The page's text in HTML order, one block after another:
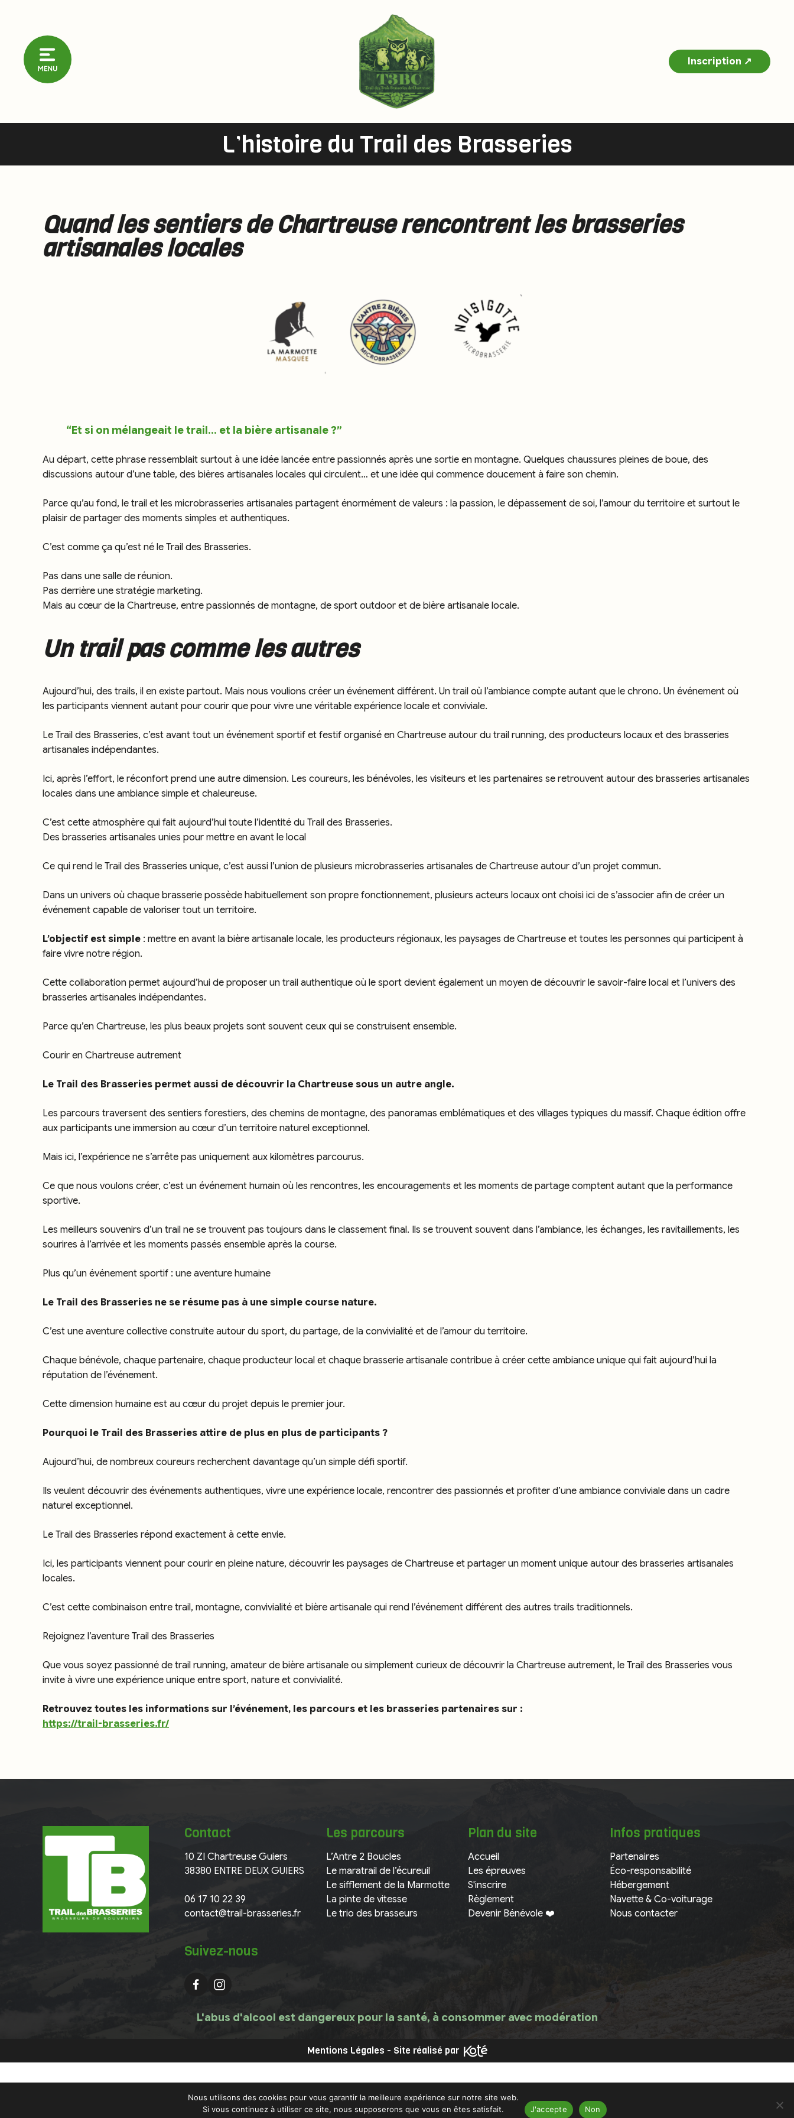
Inscription
L’histoire du Trail des Brasseries
Quand les sentiers de Chartreuse rencontrent les brasseries
artisanales locales
“Et si on mélangeait le trail… et la bière artisanale ?”
Au départ, cette phrase ressemblait surtout à une idée lancée entre passionnés après une sortie en montagne. Quelques chaussures pleines de boue, des
discussions autour d’une table, des bières artisanales locales qui circulent… et une idée qui commence doucement à faire son chemin.
Parce qu’au fond, le trail et les microbrasseries artisanales partagent énormément de valeurs : la passion, le dépassement de soi, l’amour du territoire et surtout le
plaisir de partager des moments simples et authentiques.
C’est comme ça qu’est né le Trail des Brasseries.
Pas dans une salle de réunion.
Pas derrière une stratégie marketing.
Mais au cœur de la Chartreuse, entre passionnés de montagne, de sport outdoor et de bière artisanale locale.
Un trail pas comme les autres
Aujourd’hui, des trails, il en existe partout. Mais nous voulions créer un événement différent. Un trail où l’ambiance compte autant que le chrono. Un événement où
les participants viennent autant pour courir que pour vivre une véritable expérience locale et conviviale.
Le Trail des Brasseries, c’est avant tout un événement sportif et festif organisé en Chartreuse autour du trail running, des producteurs locaux et des brasseries
artisanales indépendantes.
Ici, après l’effort, le réconfort prend une autre dimension. Les coureurs, les bénévoles, les visiteurs et les partenaires se retrouvent autour des brasseries artisanales
locales dans une ambiance simple et chaleureuse.
C’est cette atmosphère qui fait aujourd’hui toute l’identité du Trail des Brasseries.
Des brasseries artisanales unies pour mettre en avant le local
Ce qui rend le Trail des Brasseries unique, c’est aussi l’union de plusieurs microbrasseries artisanales de Chartreuse autour d’un projet commun.
Dans un univers où chaque brasserie possède habituellement son propre fonctionnement, plusieurs acteurs locaux ont choisi ici de s’associer afin de créer un
événement capable de valoriser tout un territoire.
L’objectif est simple : mettre en avant la bière artisanale locale, les producteurs régionaux, les paysages de Chartreuse et toutes les personnes qui participent à
faire vivre notre région.
Cette collaboration permet aujourd’hui de proposer un trail authentique où le sport devient également un moyen de découvrir le savoir-faire local et l’univers des
brasseries artisanales indépendantes.
Parce qu’en Chartreuse, les plus beaux projets sont souvent ceux qui se construisent ensemble.
Courir en Chartreuse autrement
Le Trail des Brasseries permet aussi de découvrir la Chartreuse sous un autre angle.
Les parcours traversent des sentiers forestiers, des chemins de montagne, des panoramas emblématiques et des villages typiques du massif. Chaque édition offre
aux participants une immersion au cœur d’un territoire naturel exceptionnel.
Mais ici, l’expérience ne s’arrête pas uniquement aux kilomètres parcourus.
Ce que nous voulons créer, c’est un événement humain où les rencontres, les encouragements et les moments de partage comptent autant que la performance
sportive.
Les meilleurs souvenirs d’un trail ne se trouvent pas toujours dans le classement final. Ils se trouvent souvent dans l’ambiance, les échanges, les ravitaillements, les
sourires à l’arrivée et les moments passés ensemble après la course.
Plus qu’un événement sportif : une aventure humaine
Le Trail des Brasseries ne se résume pas à une simple course nature.
C’est une aventure collective construite autour du sport, du partage, de la convivialité et de l’amour du territoire.
Chaque bénévole, chaque partenaire, chaque producteur local et chaque brasserie artisanale contribue à créer cette ambiance unique qui fait aujourd’hui la
réputation de l’événement.
Cette dimension humaine est au cœur du projet depuis le premier jour.
Pourquoi le Trail des Brasseries attire de plus en plus de participants ?
Aujourd’hui, de nombreux coureurs recherchent davantage qu’un simple défi sportif.
Ils veulent découvrir des événements authentiques, vivre une expérience locale, rencontrer des passionnés et profiter d’une ambiance conviviale dans un cadre
naturel exceptionnel.
Le Trail des Brasseries répond exactement à cette envie.
Ici, les participants viennent pour courir en pleine nature, découvrir les paysages de Chartreuse et partager un moment unique autour des brasseries artisanales
locales.
C’est cette combinaison entre trail, montagne, convivialité et bière artisanale qui rend l’événement différent des autres trails traditionnels.
Rejoignez l’aventure Trail des Brasseries
Que vous soyez passionné de trail running, amateur de bière artisanale ou simplement curieux de découvrir la Chartreuse autrement, le Trail des Brasseries vous
invite à vivre une expérience unique entre sport, nature et convivialité.
Retrouvez toutes les informations sur l’événement, les parcours et les brasseries partenaires sur :
https://trail-brasseries.fr/
Contact
10 ZI Chartreuse Guiers
38380 ENTRE DEUX GUIERS
06 17 10 22 39
contact@trail-brasseries.fr
Suivez-nous
Les parcours
L’Antre 2 Boucles
Le maratrail de l’écureuil
Le sifflement de la Marmotte
La pinte de vitesse
Le trio des brasseurs
Plan du site
Accueil
Les épreuves
S'inscrire
Règlement
Devenir Bénévole ❤️
Infos pratiques
Partenaires
Éco-responsabilité
Hébergement
Navette & Co-voiturage
Nous contacter
L'abus d'alcool est dangereux pour la santé, à consommer avec modération
Mentions Légales - Site réalisé par
Nous utilisons des cookies pour vous garantir la meilleure expérience sur notre site web.
Si vous continuez à utiliser ce site, nous supposerons que vous en êtes satisfait.
J'accepte Non